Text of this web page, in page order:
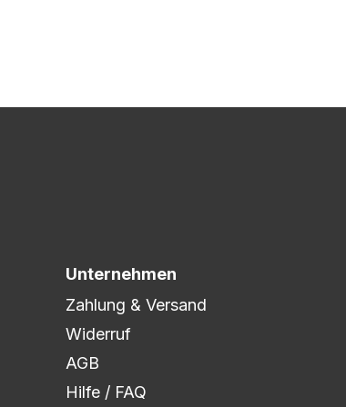
Wünsche
und die
Unternehmen
Zahlung & Versand
Widerruf
AGB
Hilfe / FAQ